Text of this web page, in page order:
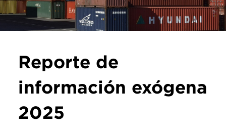
Reporte de
información exógena
2025